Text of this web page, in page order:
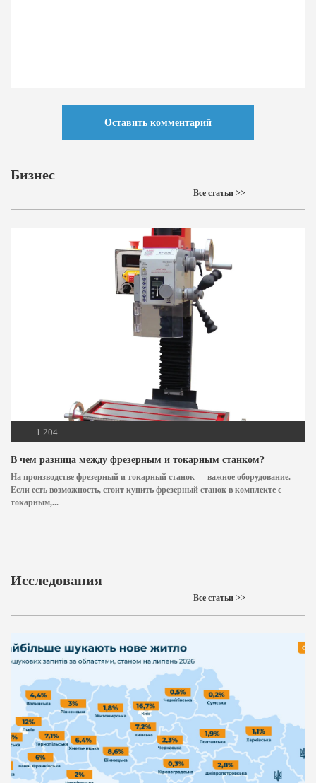
Оставить комментарий
Бизнес
Все статьи >>
1 204
В чем разница между фрезерным и токарным станком?
На производстве фрезерный и токарный станок — важное оборудование.
Если есть возможность, стоит купить фрезерный станок в комплекте с
токарным,...
Исследования
Все статьи >>